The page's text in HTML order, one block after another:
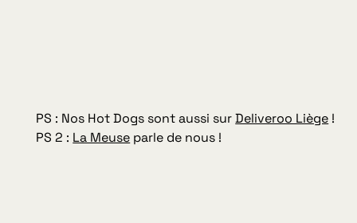
PS : Nos Hot Dogs sont aussi surDeliveroo Liège !
PS 2 : La Meuse parle de nous !